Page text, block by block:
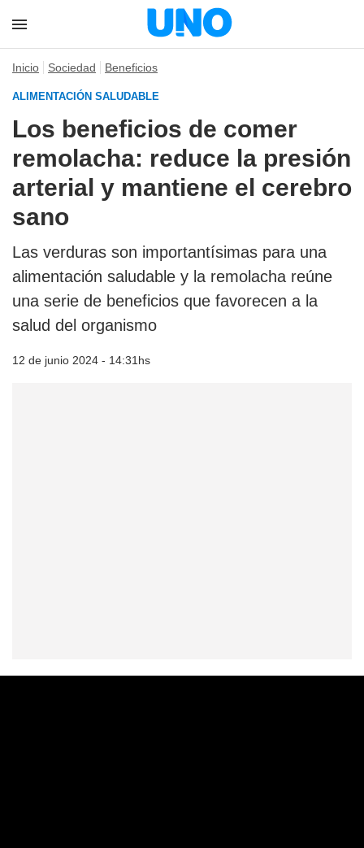
Inicio Sociedad Beneficios
ALIMENTACIÓN SALUDABLE
Los beneficios de comer
remolacha: reduce la presión
arterial y mantiene el cerebro
sano
Las verduras son importantísimas para una
alimentación saludable y la remolacha reúne
una serie de beneficios que favorecen a la
salud del organismo
12 de junio 2024 - 14:31hs